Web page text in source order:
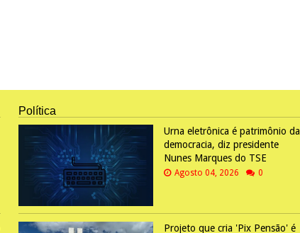
Política
Urna eletrônica é patrimônio da
democracia, diz presidente
Nunes Marques do TSE
Agosto 04, 2026 0
Projeto que cria 'Pix Pensão' é